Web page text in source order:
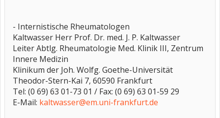
- Internistische Rheumatologen
Kaltwasser Herr Prof. Dr. med. J. P. Kaltwasser
Leiter Abtlg. Rheumatologie Med. Klinik III, Zentrum
Innere Medizin
Klinikum der Joh. Wolfg. Goethe-Universität
Theodor-Stern-Kai 7, 60590 Frankfurt
Tel: (0 69) 63 01-73 01 / Fax: (0 69) 63 01-59 29
E-Mail: kaltwasser@em.uni-frankfurt.de